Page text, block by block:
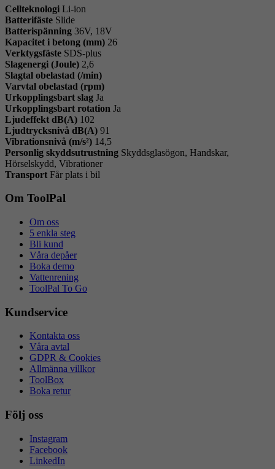
Cellteknologi Li-ion
Batterifäste Slide
Batterispänning 36V, 18V
Kapacitet i betong (mm) 26
Verktygsfäste SDS-plus
Slagenergi (Joule) 2,6
Slagtal obelastad (/min)
Varvtal obelastad (rpm)
Urkopplingsbart slag Ja
Urkopplingsbart rotation Ja
Ljudeffekt dB(A) 102
Ljudtrycksnivå dB(A) 91
Vibrationsnivå (m/s²) 14,5
Personlig skyddsutrustning Skyddsglasögon, Handskar,
Hörselskydd, Vibrationer
Transport Får plats i bil
Om ToolPal
Om oss
5 enkla steg
Bli kund
Våra depåer
Boka demo
Vattenrening
ToolPal To Go
Kundservice
Kontakta oss
Våra avtal
GDPR & Cookies
Allmänna villkor
ToolBox
Boka retur
Följ oss
Instagram
Facebook
LinkedIn